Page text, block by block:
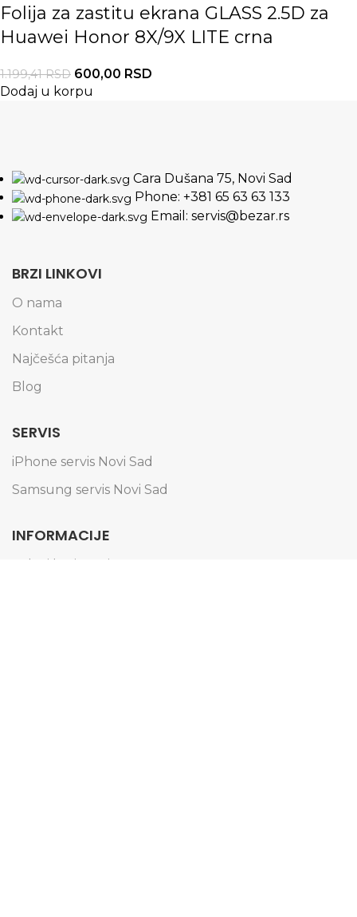
Folija za zastitu ekrana GLASS 2.5D za
Huawei Honor 8X/9X LITE crna
1.199,41RSD 600,00 RSD
Dodaj u korpu
Cara Dušana 75, Novi Sad
Phone: +381 65 63 63 133
Email: servis@bezar.rs
BRZI LINKOVI
O nama
Kontakt
Najčešća pitanja
Blog
SERVIS
iPhone servis Novi Sad
Samsung servis Novi Sad
INFORMACIJE
Uslovi korišćenja